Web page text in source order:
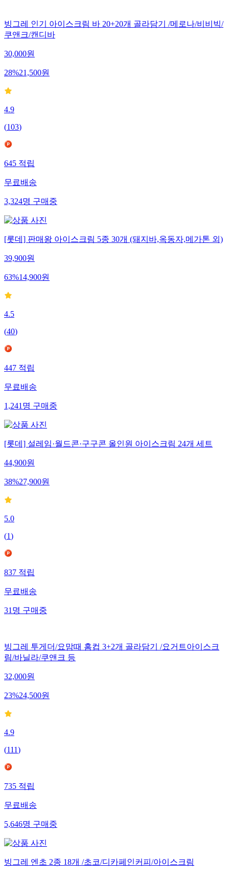
빙그레 인기 아이스크림 바 20+20개 골라담기 /메로나/비비빅/
쿠앤크/캔디바
30,000원
28%21,500원
4.9
(103)
645적립
무료배송
3,324명구매중
[롯데] 판매왕 아이스크림 5종 30개 (돼지바,옥동자,메가톤 외)
39,900원
63%14,900원
4.5
(40)
447적립
무료배송
1,241명구매중
[롯데] 설레임·월드콘·구구콘 올인원 아이스크림 24개 세트
44,900원
38%27,900원
5.0
(1)
837적립
무료배송
31명구매중
빙그레 투게더/요맘때 홈컵 3+2개 골라담기 /요거트아이스크
림/바닐라/쿠앤크 등
32,000원
23%24,500원
4.9
(111)
735적립
무료배송
5,646명구매중
빙그레 엔초 2종 18개 /초코/디카페인커피/아이스크림